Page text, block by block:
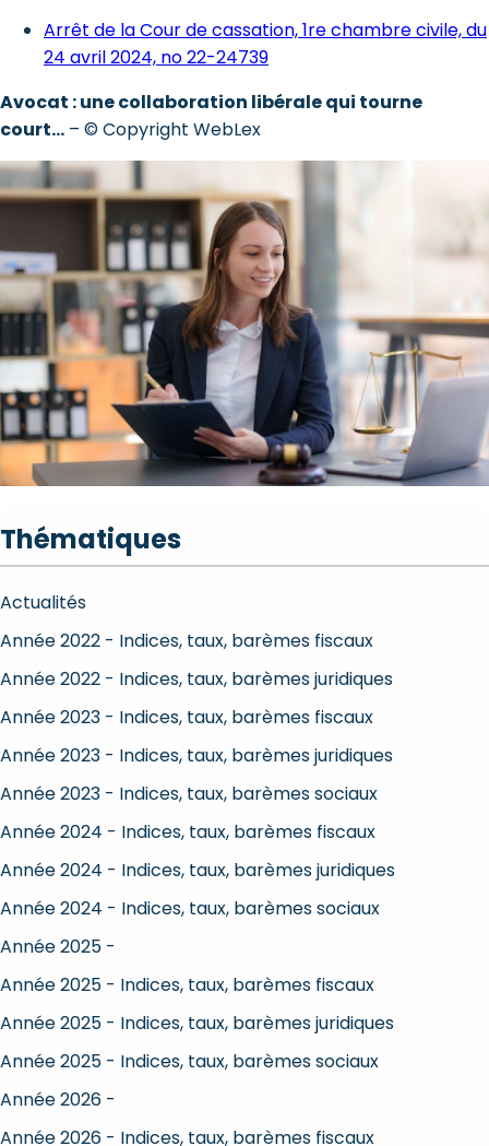
Arrêt de la Cour de cassation, 1re chambre civile, du
24 avril 2024, no 22-24739
Avocat : une collaboration libérale qui tourne
court… – © Copyright WebLex
Thématiques
Actualités
Année 2022 - Indices, taux, barèmes fiscaux
Année 2022 - Indices, taux, barèmes juridiques
Année 2023 - Indices, taux, barèmes fiscaux
Année 2023 - Indices, taux, barèmes juridiques
Année 2023 - Indices, taux, barèmes sociaux
Année 2024 - Indices, taux, barèmes fiscaux
Année 2024 - Indices, taux, barèmes juridiques
Année 2024 - Indices, taux, barèmes sociaux
Année 2025 -
Année 2025 - Indices, taux, barèmes fiscaux
Année 2025 - Indices, taux, barèmes juridiques
Année 2025 - Indices, taux, barèmes sociaux
Année 2026 -
Année 2026 - Indices, taux, barèmes fiscaux